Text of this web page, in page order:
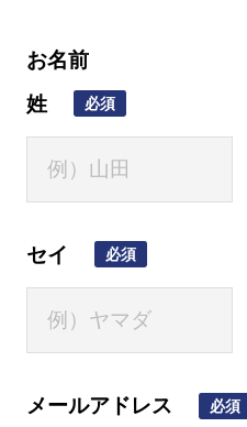
お名前
姓
必須
セイ 必須
メールアドレス 必須